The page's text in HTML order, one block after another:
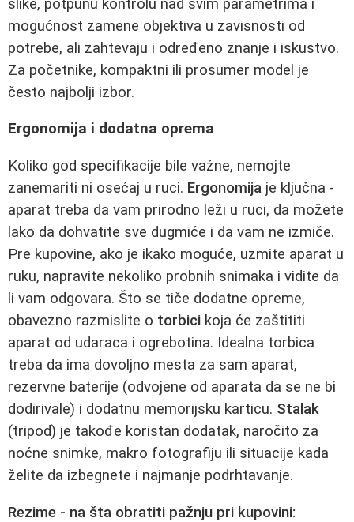
slike, potpunu kontrolu nad svim parametrima i
mogućnost zamene objektiva u zavisnosti od
potrebe, ali zahtevaju i određeno znanje i iskustvo.
Za početnike, kompaktni ili prosumer model je
često najbolji izbor.
Ergonomija i dodatna oprema
Koliko god specifikacije bile važne, nemojte
zanemariti ni osećaj u ruci. Ergonomija je ključna -
aparat treba da vam prirodno leži u ruci, da možete
lako da dohvatite sve dugmiće i da vam ne izmiče.
Pre kupovine, ako je ikako moguće, uzmite aparat u
ruku, napravite nekoliko probnih snimaka i vidite da
li vam odgovara. Što se tiče dodatne opreme,
obavezno razmislite o torbici koja će zaštititi
aparat od udaraca i ogrebotina. Idealna torbica
treba da ima dovoljno mesta za sam aparat,
rezervne baterije (odvojene od aparata da se ne bi
dodirivale) i dodatnu memorijsku karticu. Stalak
(tripod) je takođe koristan dodatak, naročito za
noćne snimke, makro fotografiju ili situacije kada
želite da izbegnete i najmanje podrhtavanje.
Rezime - na šta obratiti pažnju pri kupovini: